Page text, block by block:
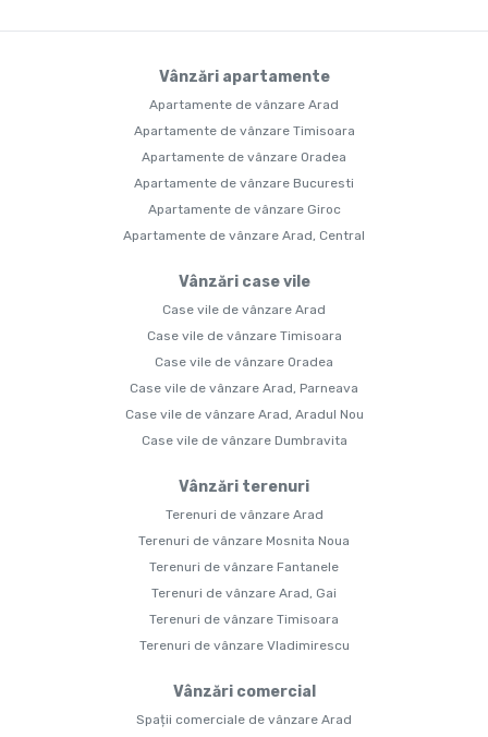
Vânzări apartamente
Apartamente de vânzare Arad
Apartamente de vânzare Timisoara
Apartamente de vânzare Oradea
Apartamente de vânzare Bucuresti
Apartamente de vânzare Giroc
Apartamente de vânzare Arad, Central
Vânzări case vile
Case vile de vânzare Arad
Case vile de vânzare Timisoara
Case vile de vânzare Oradea
Case vile de vânzare Arad, Parneava
Case vile de vânzare Arad, Aradul Nou
Case vile de vânzare Dumbravita
Vânzări terenuri
Terenuri de vânzare Arad
Terenuri de vânzare Mosnita Noua
Terenuri de vânzare Fantanele
Terenuri de vânzare Arad, Gai
Terenuri de vânzare Timisoara
Terenuri de vânzare Vladimirescu
Vânzări comercial
Spații comerciale de vânzare Arad